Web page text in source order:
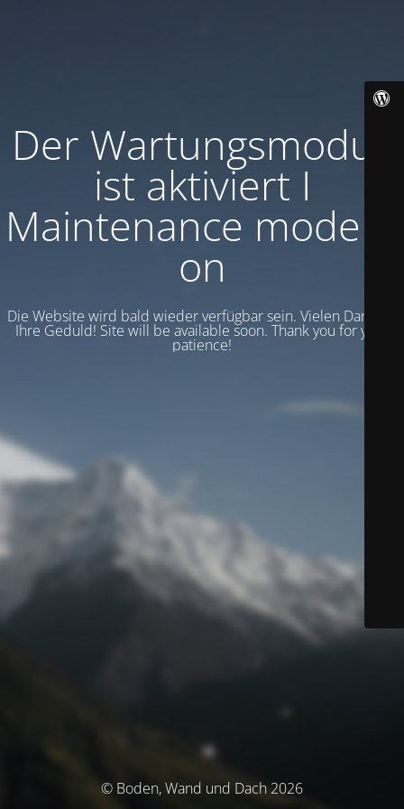
Der Wartungsmodus
ist aktiviert I
Maintenance mode is
on
Die Website wird bald wieder verfügbar sein. Vielen Dank für
Ihre Geduld! Site will be available soon. Thank you for your
patience!
© Boden, Wand und Dach 2026